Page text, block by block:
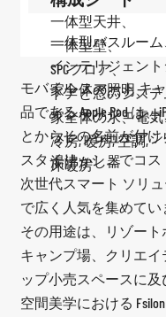
一体型天井、
一体型壁、
SPCフロア、
ドアと窓のシス
家全体の水、電
冷房, 暖房, 空調,
床暖房
一体型バスルーム
インテリジェント
家全体の照明、
インテリジェン
フレッシュエア
湯沸かし器
モバイル スマート キ
品である Apple Pod は
とからその名前が付け
スタイリッシュでコ
次世代スマート ソリ
で広く人気を集めてい
その用途は、リゾート
キャンプ場、クリエ
ップ小売スペースに及
空間美学における